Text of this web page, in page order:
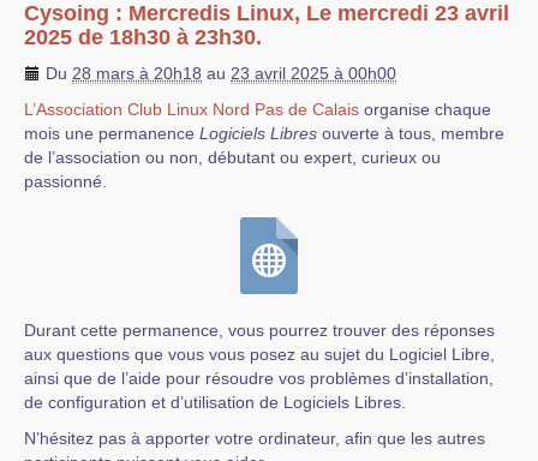
Cysoing : Mercredis Linux, Le mercredi 23 avril
2025 de 18h30 à 23h30.
Du 28 mars à 20h18 au 23 avril 2025 à 00h00
L’Association Club Linux Nord Pas de Calais organise chaque
mois une permanence Logiciels Libres ouverte à tous, membre
de l’association ou non, débutant ou expert, curieux ou
passionné.
Durant cette permanence, vous pourrez trouver des réponses
aux questions que vous vous posez au sujet du Logiciel Libre,
ainsi que de l’aide pour résoudre vos problèmes d’installation,
de configuration et d’utilisation de Logiciels Libres.
N’hésitez pas à apporter votre ordinateur, afin que les autres